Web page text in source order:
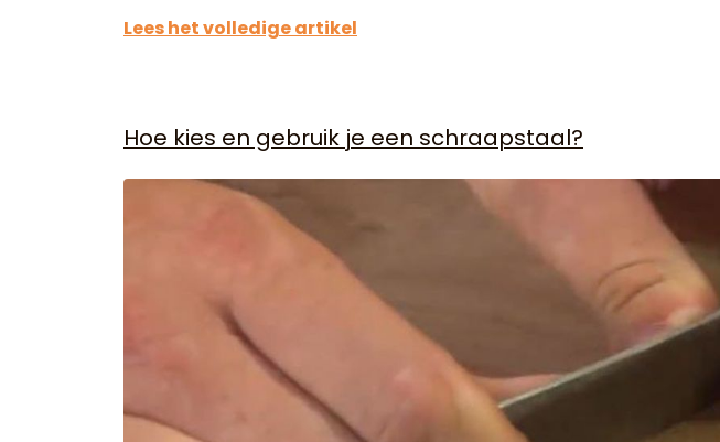
Lees het volledige artikel
Hoe kies en gebruik je een schraapstaal?